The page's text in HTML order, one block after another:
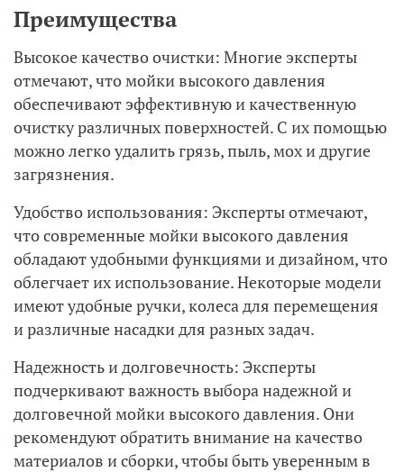
Преимущества
Высокое качество очистки: Многие эксперты
отмечают, что мойки высокого давления
обеспечивают эффективную и качественную
очистку различных поверхностей. С их помощью
можно легко удалить грязь, пыль, мох и другие
загрязнения.
Удобство использования: Эксперты отмечают,
что современные мойки высокого давления
обладают удобными функциями и дизайном, что
облегчает их использование. Некоторые модели
имеют удобные ручки, колеса для перемещения
и различные насадки для разных задач.
Надежность и долговечность: Эксперты
подчеркивают важность выбора надежной и
долговечной мойки высокого давления. Они
рекомендуют обратить внимание на качество
материалов и сборки, чтобы быть уверенным в